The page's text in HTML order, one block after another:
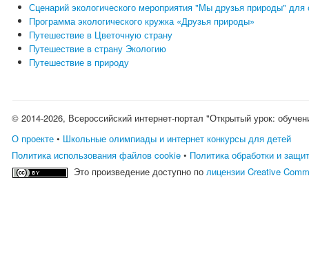
Сценарий экологического мероприятия "Мы друзья природы"
Программа экологического кружка «Друзья природы»
Путешествие в Цветочную страну
Путешествие в страну Экологию
Путешествие в природу
© 2014-2026, Всероссийский интернет-портал "Открытый урок:
О проекте • Школьные олимпиады и интернет конкурсы для детей
Политика использования файлов cookie • Политика обработки и
Это произведение доступно полицензии Creative